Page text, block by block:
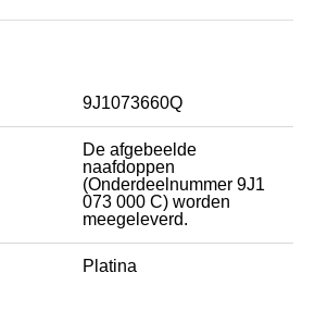
9J1073660Q
De afgebeelde
naafdoppen
(Onderdeelnummer 9J1
073 000 C) worden
meegeleverd.
Platina